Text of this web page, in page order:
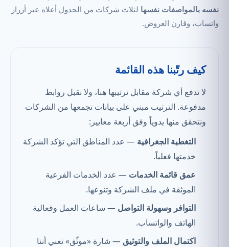
نفسه بالمواصفات نفسها لثلاث شركات من الجدول أعلاه عبر أزرار
واتساب، وقارن العروض.
كيف رتّبنا هذه القائمة
لا تدفع أي شركة مقابل ترتيبها هنا، ولا نقبل روابط
مدفوعة. الترتيب مبني على بيانات نجمعها من الشركات
ونتحقق منها يدوياً وفق أربعة معايير:
التغطية الجغرافية — عدد المناطق التي تؤكد الشركة
خدمتها فعلياً.
عمق قائمة الخدمات — عدد الخدمات الفرعية
الموثقة في ملف الشركة وتنوعها.
التوافر وسهولة التواصل — ساعات العمل وفعالية
الهاتف والواتساب.
اكتمال الملف والتوثيق — شارة «موثّق» تعني أننا